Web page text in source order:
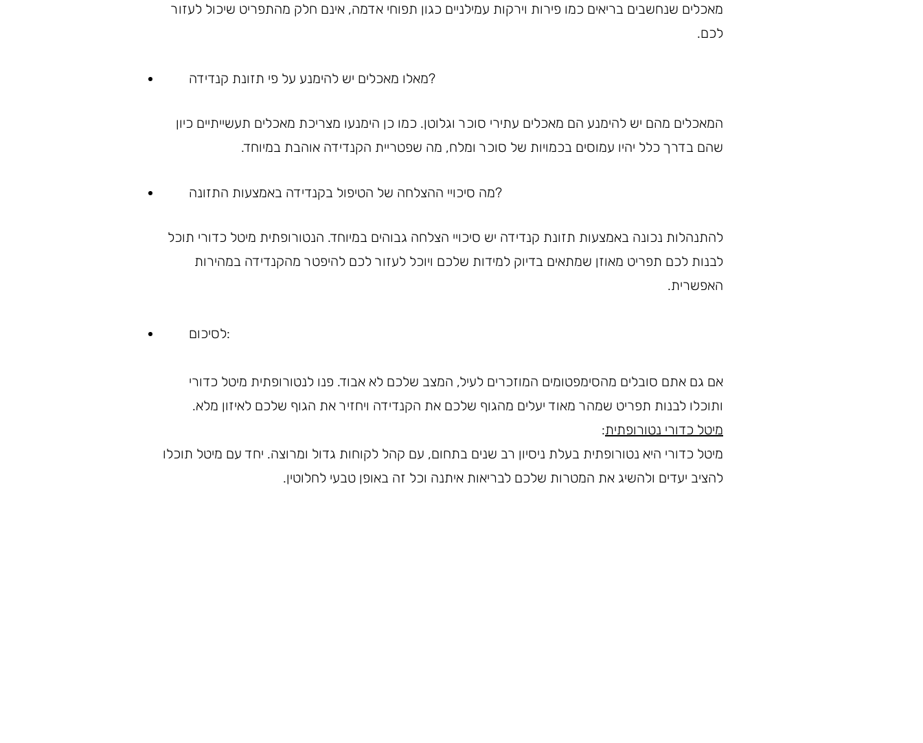
מאכלים שנחשבים בריאים כמו פירות וירקות עמילניים כגון תפוחי אדמה, אינם חלק מהתפריט שיכול לעזור
לכם.
מאלו מאכלים יש להימנע על פי תזונת קנדידה?
המאכלים מהם יש להימנע הם מאכלים עתירי סוכר וגלוטן. כמו כן הימנעו מצריכת מאכלים תעשייתיים כיון
שהם בדרך כלל יהיו עמוסים בכמויות של סוכר ומלח, מה שפטריית הקנדידה אוהבת במיוחד.
מה סיכויי ההצלחה של הטיפול בקנדידה באמצעות התזונה?
להתנהלות נכונה באמצעות תזונת קנדידה יש סיכויי הצלחה גבוהים במיוחד. הנטורופתית מיטל כדורי תוכל
לבנות לכם תפריט מאוזן שמתאים בדיוק למידות שלכם ויוכל לעזור לכם להיפטר מהקנדידה במהירות
האפשרית.
לסיכום:
אם גם אתם סובלים מהסימפטומים המוזכרים לעיל, המצב שלכם לא אבוד. פנו לנטורופתית מיטל כדורי
ותוכלו לבנות תפריט שמהר מאוד יעלים מהגוף שלכם את הקנדידה ויחזיר את הגוף שלכם לאיזון מלא.
מיטל כדורי נטורופתית:
מיטל כדורי היא נטורופתית בעלת ניסיון רב שנים בתחום, עם קהל לקוחות גדול ומרוצה. יחד עם מיטל תוכלו
להציב יעדים ולהשיג את המטרות שלכם לבריאות איתנה וכל זה באופן טבעי לחלוטין.